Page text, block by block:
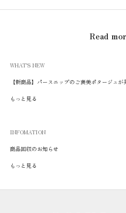
Read
WHAT'S NEW
【新商品】パースニップのご褒美ポタージュが
もっと見る
INFOMATION
商品回収のお知らせ
もっと見る